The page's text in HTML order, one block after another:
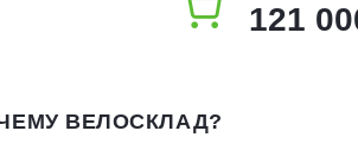
121
ВЕЛОСКЛАД?